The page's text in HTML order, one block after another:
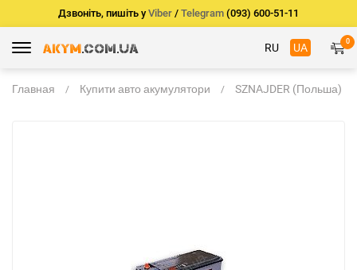
Дзвоніть, пишіть у Viber / Telegram (093) 600-51-11
RU UA 0
Главная Купити авто акумулятори SZNAJDER (Польша)